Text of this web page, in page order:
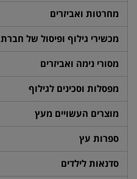
מחרטות ואביזרים
מכשירי גילוף ופיסול של חברת Combo-מרוסיה
מסורי נימה ואביזרים
מפסלות וסכינים לגילוף
מוצרים העשויים מעץ
ספרות עץ
סדנאות לילדים